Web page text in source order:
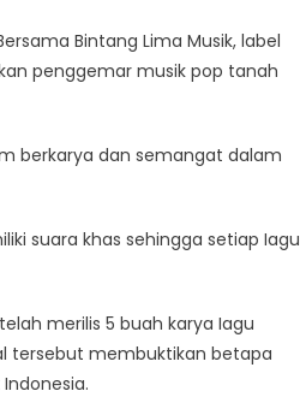
Bintang Lima Musik, label
penggemar musik pop tanah
berkarya dan semangat dalam
suara khas sehingga setiap Iagu
merilis 5 buah karya Iagu
tersebut membuktikan betapa